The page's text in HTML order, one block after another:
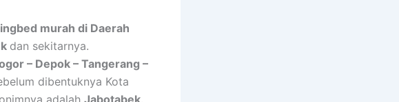
murah di Daerah
dan sekitarnya.
– Depok – Tangerang –
dibentuknya Kota
adalah Jabotabek.